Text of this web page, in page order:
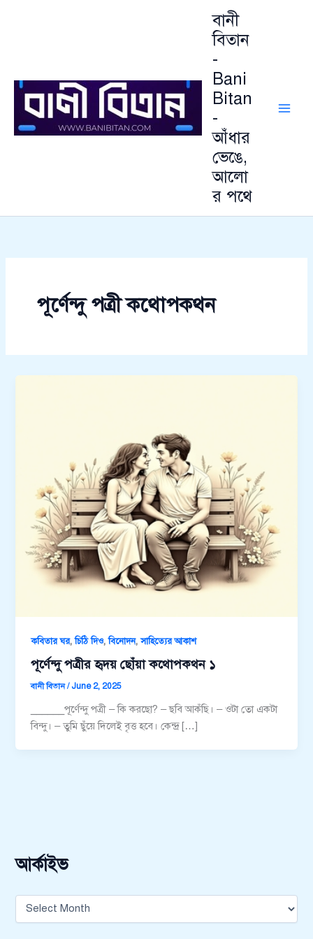
বানী
বিতান
-
Bani
Bitan
-
আঁধার
ভেঙে,
আলো
র পথে
পূর্ণেন্দু পত্রী কথোপকথন
কবিতার ঘর,চিঠি দিও,বিনোদন,সাহিত্যের আকাশ
পূর্ণেন্দু পত্রীর হৃদয় ছোঁয়া কথোপকথন ১
বানী বিতান/ June 2, 2025
______পূর্ণেন্দু পত্রী – কি করছো? – ছবি আকঁছি। – ওটা তো একটা
বিন্দু। – তুমি ছুঁয়ে দিলেই বৃত্ত হবে। কেন্দ্র […]
আর্কাইভ